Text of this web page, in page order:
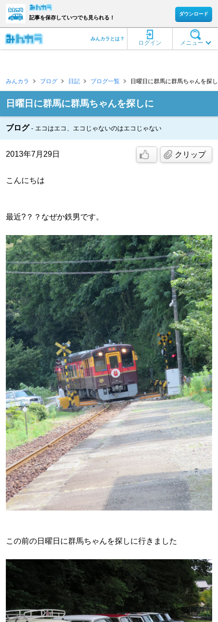
記事を保存していつでも見られる！
ダウンロード
メニュー
ログイン
みんカラとは？
みんカラ ブログ 日記 ブログ一覧 日曜日に群馬に群馬ちゃんを探
日曜日に群馬に群馬ちゃんを探しに
ブログ エコはエコ、エコじゃないのはエコじゃない
2013年7月29日 クリップ
こんにちは
最近?？？なぜか鉄男です。
この前の日曜日に群馬ちゃんを探しに行きました